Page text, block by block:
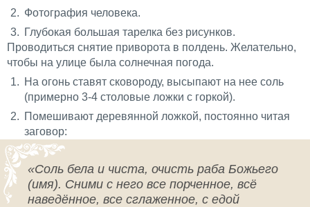
Фотография человека.
Глубокая большая тарелка без рисунков.
Проводиться снятие приворота в полдень. Желательно,
чтобы на улице была солнечная погода.
На огонь ставят сковороду, высыпают на нее соль
(примерно 3-4 столовые ложки с горкой).
Помешивают деревянной ложкой, постоянно читая
заговор:
«Соль бела и чиста, очисть раба Божьего
(имя). Сними с него все порченное, всё
наведённое, все сглаженное, с едой